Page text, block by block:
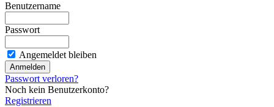
Benutzername
Passwort
Angemeldet bleiben
Passwort verloren?
Noch kein Benutzerkonto?
Registrieren